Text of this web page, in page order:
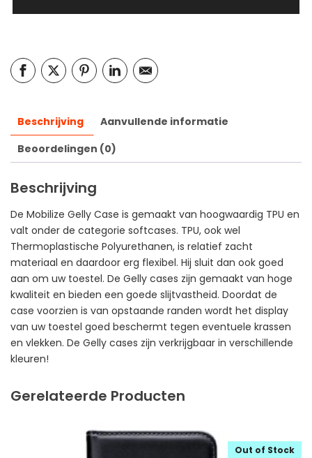
Beschrijving
Aanvullende informatie
Beoordelingen (0)
Beschrijving
De Mobilize Gelly Case is gemaakt van hoogwaardig TPU en
valt onder de categorie softcases. TPU, ook wel
Thermoplastische Polyurethanen, is relatief zacht
materiaal en daardoor erg flexibel. Hij sluit dan ook goed
aan om uw toestel. De Gelly cases zijn gemaakt van hoge
kwaliteit en bieden een goede slijtvastheid. Doordat de
case voorzien is van opstaande randen wordt het display
van uw toestel goed beschermt tegen eventuele krassen
en vlekken. De Gelly cases zijn verkrijgbaar in verschillende
kleuren!
Gerelateerde Producten
Out of Stock